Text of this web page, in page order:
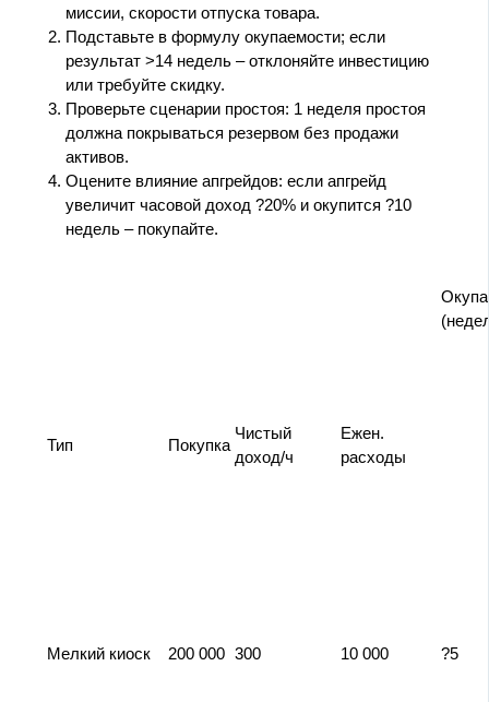
миссии, скорости отпуска товара.
Подставьте в формулу окупаемости; если
результат >14 недель – отклоняйте инвестицию
или требуйте скидку.
Проверьте сценарии простоя: 1 неделя простоя
должна покрываться резервом без продажи
активов.
Оцените влияние апгрейдов: если апгрейд
увеличит часовой доход ?20% и окупится ?10
недель – покупайте.
Тип Покупка
Чистый
доход/ч
Ежен.
расходы
Мелкий киоск 200 000 300 10 000 ?5